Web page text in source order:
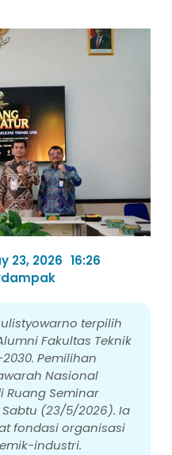
23, 2026 16:26
terpilih
Fakultas Teknik
Pemilihan
Nasional
Ruang Seminar
Sabtu (23/5/2026). Ia
fondasi organisasi
industri.